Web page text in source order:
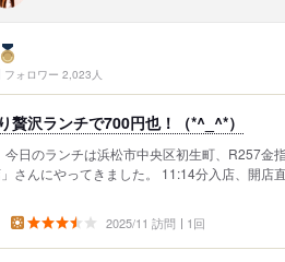
フォロワー 2,023人
贅沢ランチで700円也！（*^_^*）
今日のランチは浜松市中央区初生町、R257金
さんにやってきました。 11:14分入店、開店
2025/11 訪問 1回